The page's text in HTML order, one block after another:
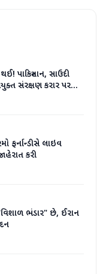
પાકિસ્તાન, સાઉદી
સંરક્ષણ કરાર પર
ફર્નાન્ડીસે લાઇવ
કરી
ભંડાર" છે, ઈરાન